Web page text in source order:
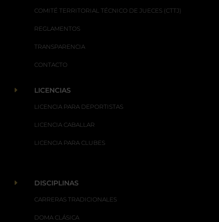
COMITÉ TERRITORIAL TÉCNICO DE JUECES (CTTJ)
REGLAMENTOS
TRANSPARENCIA
CONTACTO
E LICENCIAS
LICENCIA PARA DEPORTISTAS
LICENCIA CABALLAR
LICENCIA PARA CLUBES
E DISCIPLINAS
CARRERAS TRADICIONALES
DOMA CLÁSICA